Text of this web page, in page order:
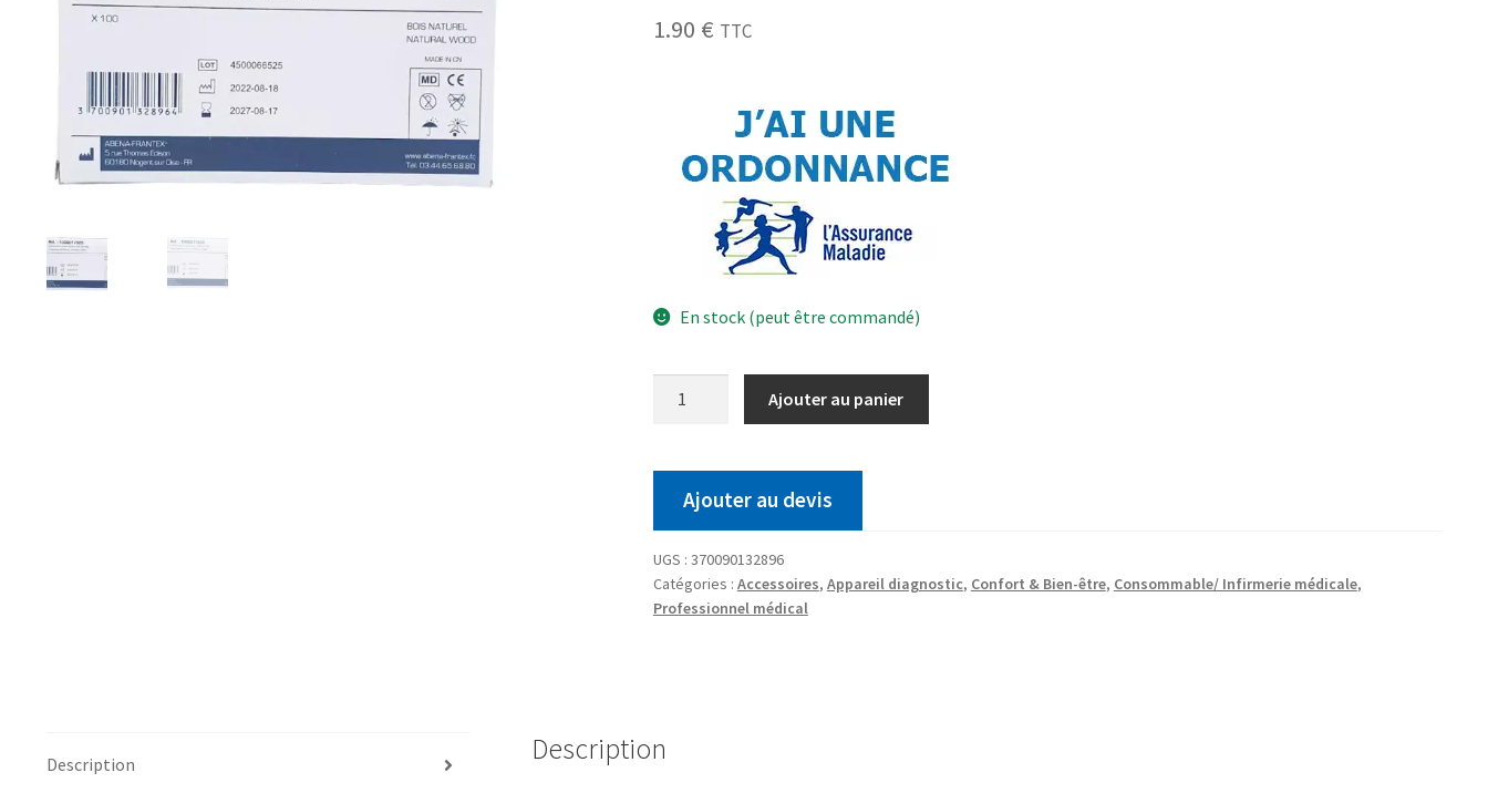
1.90 € TTC
En stock (peut être commandé)
Ajouter au panier
Ajouter au devis
UGS : 370090132896
Catégories : Accessoires, Appareil diagnostic, Confort & Bien-être, Consommable/ Infirmerie médicale,
Professionnel médical
Description Description